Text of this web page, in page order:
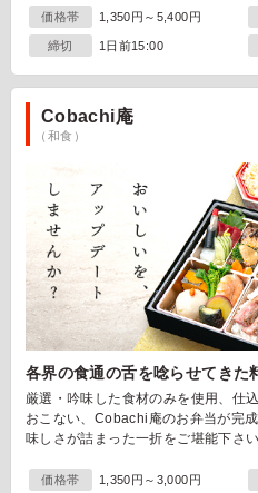
価格帯 1,350円～5,400円
締切 1日前15:00
Cobachi庵
（和食）
各界の食通の舌を唸らせてき
厳選・吟味した食材のみを使用、仕
おこない、Cobachi庵のお弁当が完
味しさが詰まった一折をご堪能下さい
価格帯 1,350円～3,000円